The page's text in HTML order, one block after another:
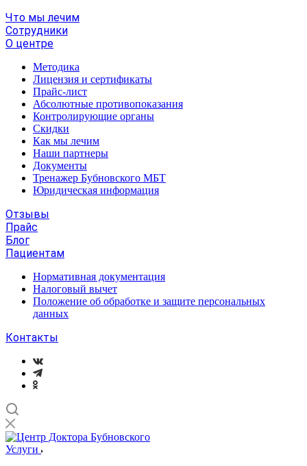
Что мы лечим
Сотрудники
О центре
Методика
Лицензия и сертификаты
Прайс-лист
Абсолютные противопоказания
Контролирующие органы
Скидки
Как мы лечим
Наши партнеры
Документы
Тренажер Бубновского МБТ
Юридическая информация
Отзывы
Прайс
Блог
Пациентам
Нормативная документация
Налоговый вычет
Положение об обработке и защите персональных
данных
Контакты
Услуги